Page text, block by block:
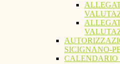
SICIGNANO-
CALENDARIO